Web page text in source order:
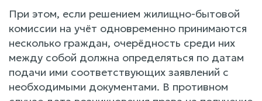
При этом, если решением жилищно-бытовой
комиссии на учёт одновременно принимаются
несколько граждан, очерёдность среди них
между собой должна определяться по датам
подачи ими соответствующих заявлений с
необходимыми документами. В противном